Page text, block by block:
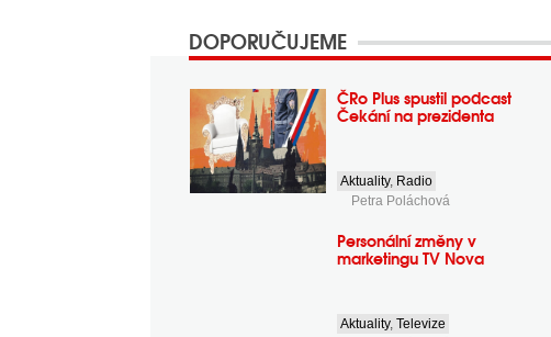
DOPORUČUJEME
ČRo Plus spustil podcast
Čekání na prezidenta
Aktuality, Radio
Petra Poláchová
Personální změny v
marketingu TV Nova
Aktuality,Televize